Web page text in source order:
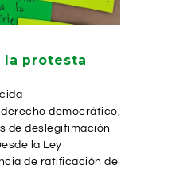
la protesta
democrático,
de deslegitimación
la Ley
de ratificación del